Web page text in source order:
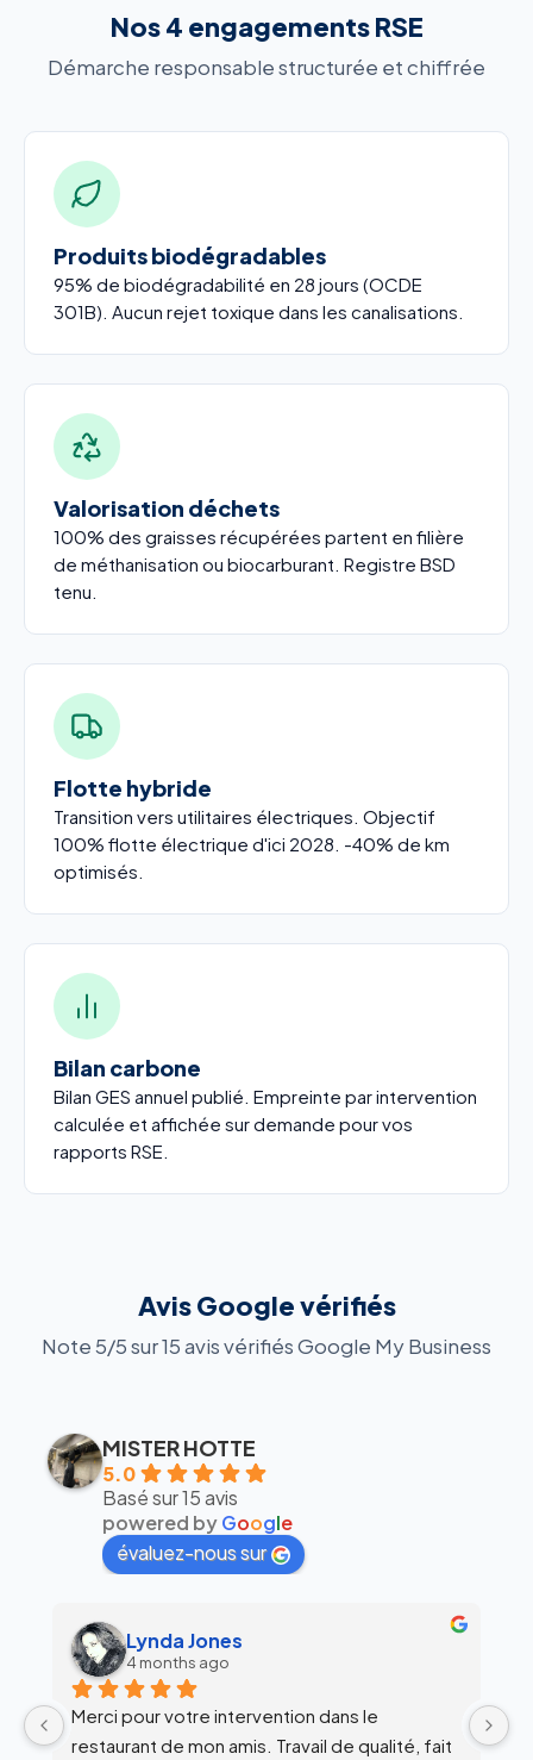
Nos 4 engagements RSE
Démarche responsable structurée et chiffrée
Produits biodégradables
95% de biodégradabilité en 28 jours (OCDE
301B). Aucun rejet toxique dans les canalisations.
Valorisation déchets
100% des graisses récupérées partent en filière
de méthanisation ou biocarburant. Registre BSD
tenu.
Flotte hybride
Transition vers utilitaires électriques. Objectif
100% flotte électrique d'ici 2028. -40% de km
optimisés.
Bilan carbone
Bilan GES annuel publié. Empreinte par intervention
calculée et affichée sur demande pour vos
rapports RSE.
Avis Google vérifiés
Note 5/5 sur 15 avis vérifiés Google My Business
MISTER HOTTE
5.0
Basé sur 15 avis
powered byGoogle
évaluez-nous sur
alex siegfried
6 months ago
Équipe super clean !